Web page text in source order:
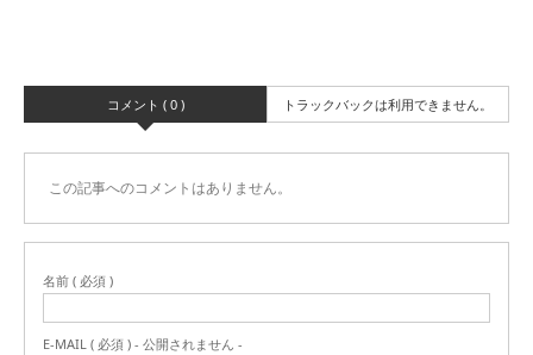
コメント ( 0 ) トラックバックは利用できません。
この記事へのコメントはありません。
名前 ( 必須 )
E-MAIL ( 必須 ) - 公開されません -